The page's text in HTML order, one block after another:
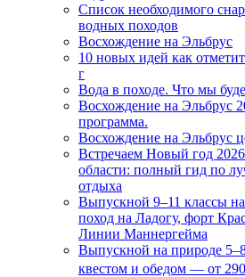
Список необходимого
водных походов
Восхождение на Эльбрус
10 новых идей как
г
Вода в походе. Что мы
Восхождение на Эльбрус
программа.
Восхождение на Эльбрус
Встречаем Новый год
области: полный гид по
отдыха
Выпускной 9–11 классы
поход на Ладогу, форт
Линии Маннергейма
Выпускной на природе
квестом и обедом — от